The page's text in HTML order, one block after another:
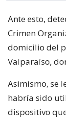
Ante esto,
Crimen
domicilio del
Valparaíso,
Asimismo, se
habría sido
dispositivo